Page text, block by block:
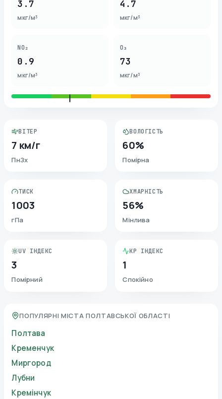
3.7
мкг/м³
4.7
мкг/м³
NO₂
0.9
мкг/м³
O₃
73
мкг/м³
ВІТЕР
7 км/г
ПнЗх
ВОЛОГІСТЬ
60%
Помірна
ТИСК
1003
гПа
ХМАРНІСТЬ
56%
Мінлива
UV ІНДЕКС
3
Помірний
KP ІНДЕКС
1
Спокійно
ПОПУЛЯРНІ МІСТА ПОЛТАВСЬКОЇ ОБЛАСТІ
Полтава
Кременчук
Миргород
Лубни
Кремінчук